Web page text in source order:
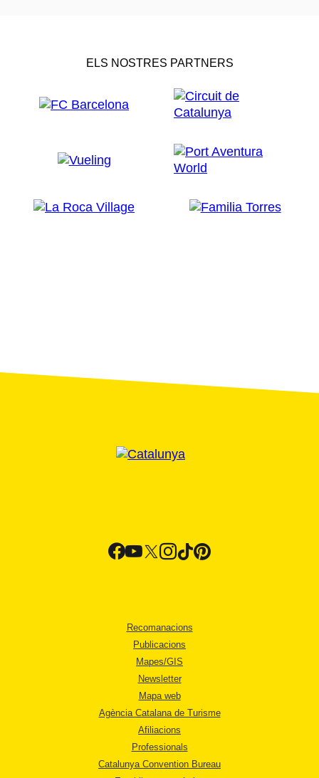
ELS NOSTRES PARTNERS
Recomanacions
Publicacions
Mapes/GIS
Newsletter
Mapa web
Agència Catalana de Turisme
Afiliacions
Professionals
Catalunya Convention Bureau